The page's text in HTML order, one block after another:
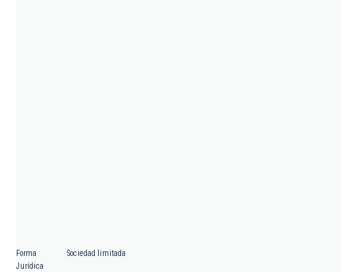
Forma
Jurídica
Sociedad limitada